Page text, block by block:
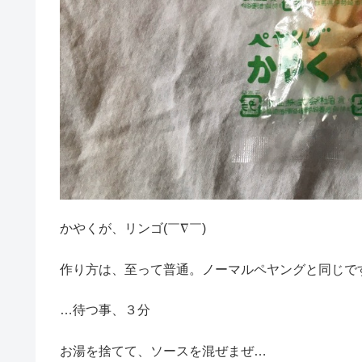
かやくが、リンゴ(￣∇￣)
作り方は、至って普通。ノーマルペヤングと同じで
…待つ事、３分
お湯を捨てて、ソースを混ぜまぜ…